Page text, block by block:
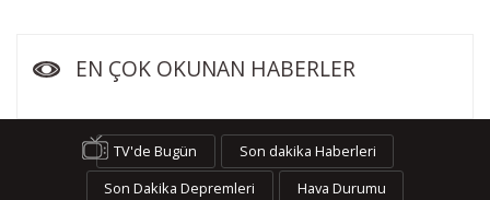
EN ÇOK OKUNAN HABERLER
TV'de Bugün
Son dakika Haberleri
Son Dakika Depremleri
Hava Durumu